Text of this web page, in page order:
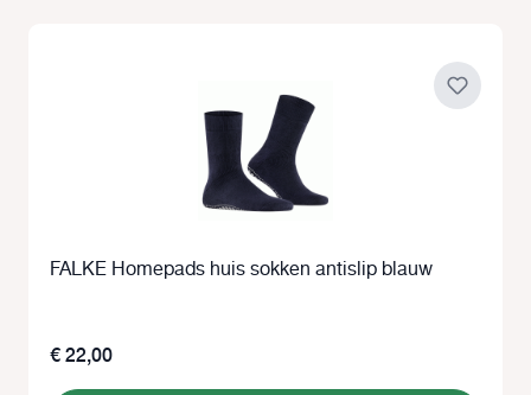
FALKE Homepads huis sokken antislip blauw
€ 22,00